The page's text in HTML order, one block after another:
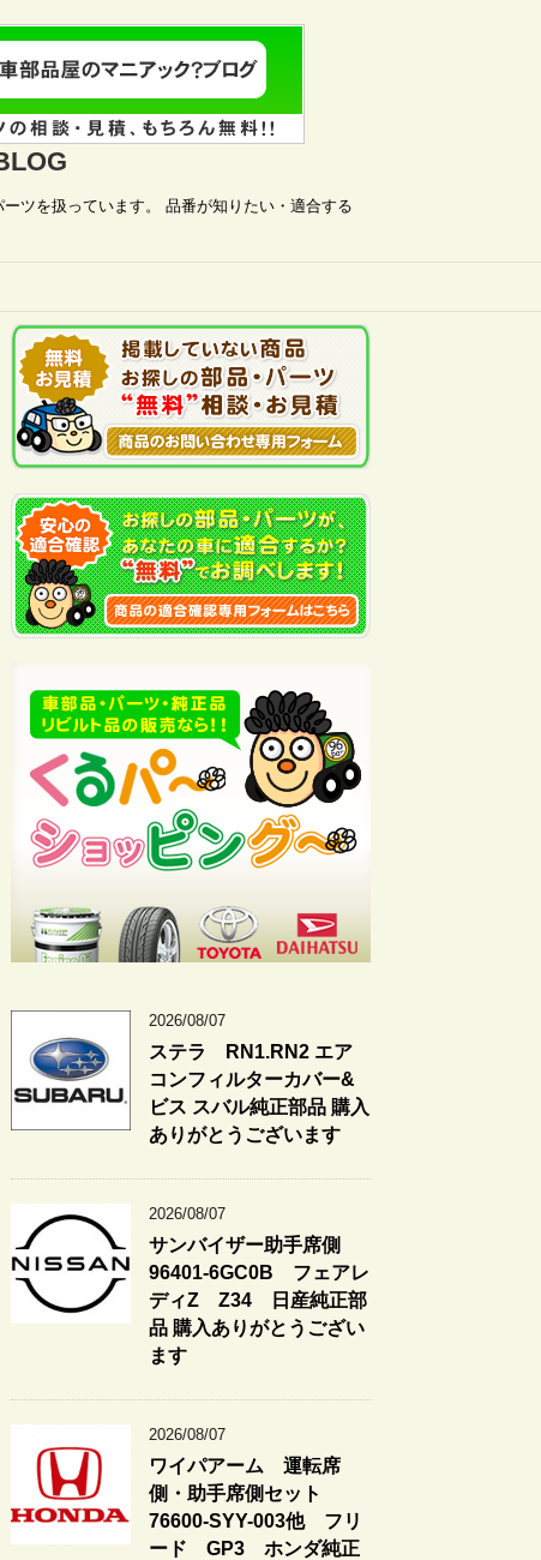
ツを扱っています。 品番が知りたい・適合する
2026/08/07
ステラ RN1.RN2 エア
コンフィルターカバー&
ビス スバル純正部品 購入
ありがとうございます
2026/08/07
サンバイザー助手席側
96401-6GC0B フェアレ
ディZ Z34 日産純正部
品 購入ありがとうござい
ます
2026/08/07
ワイパアーム 運転席
側・助手席側セット
76600-SYY-003他 フリ
ード GP3 ホンダ純正